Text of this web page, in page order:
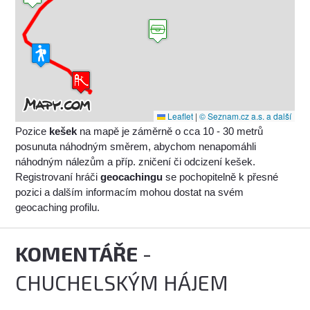
Leaflet | © Seznam.cz a.s. a další
Pozice kešek na mapě je záměrně o cca 10 - 30 metrů
posunuta náhodným směrem, abychom nenapomáhli
náhodným nálezům a příp. zničení či odcizení kešek.
Registrovaní hráčigeocachingu se pochopitelně k přesné
pozici a dalším informacím mohou dostat na svém
geocaching profilu.
KOMENTÁŘE -
CHUCHELSKÝM HÁJEM